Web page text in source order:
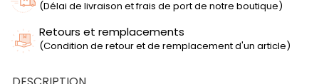
(Délai de livraison et frais de port de notre boutique)
Retours et remplacements
(Condition de retour et de remplacement d'un article)